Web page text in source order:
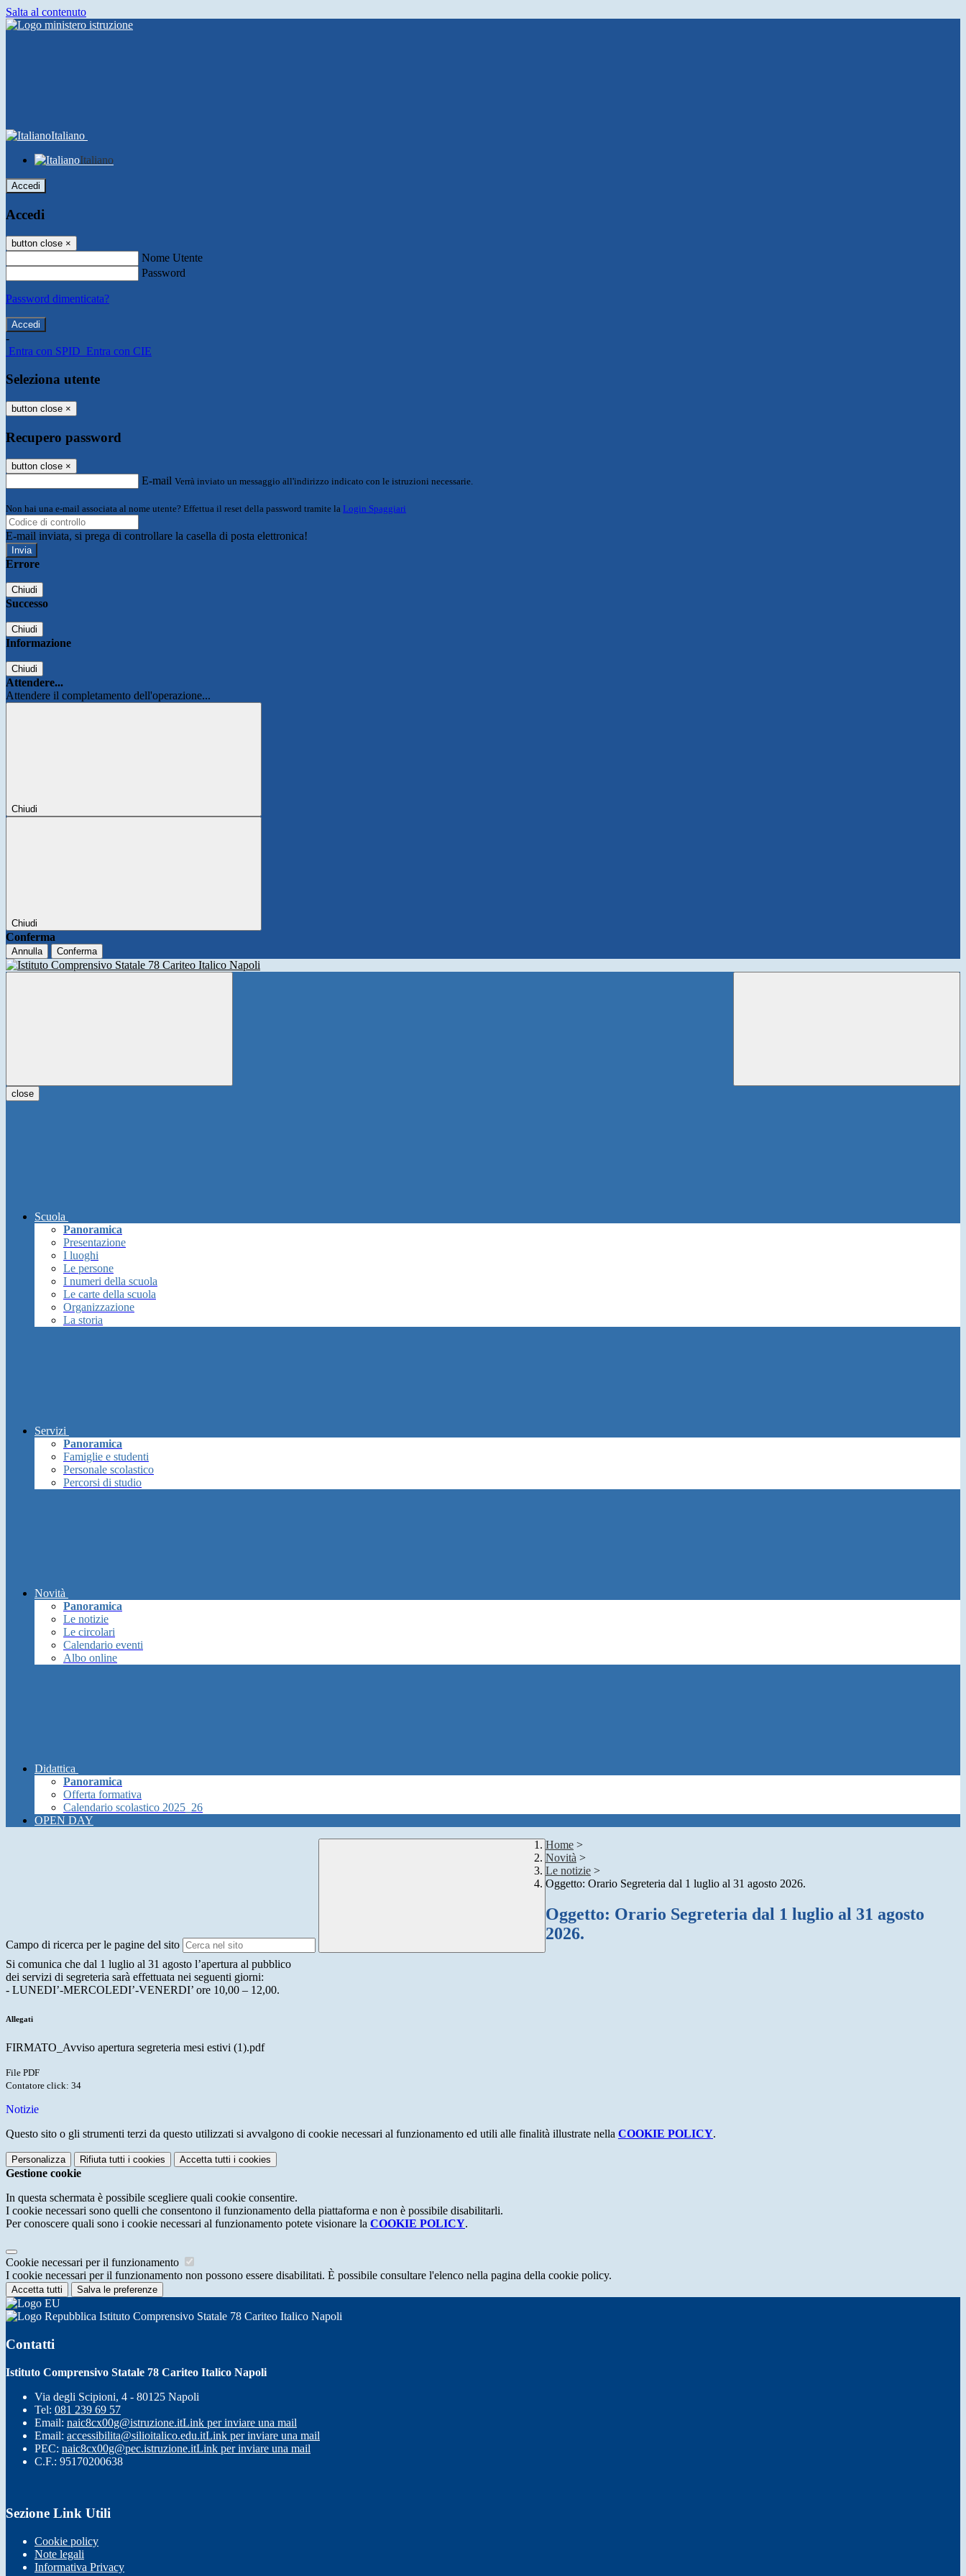
Salta al contenuto
Italiano
Italiano
Accedi
Accedi
button close ×
Nome Utente
Password
Password dimenticata?
-
Entra con SPID Entra con CIE
Seleziona utente
button close ×
Recupero password
button close ×
E-mail Verrà inviato un messaggio all'indirizzo indicato con le istruzioni necessarie.
Non hai una e-mail associata al nome utente? Effettua il reset della password tramite la Login Spaggiari
E-mail inviata, si prega di controllare la casella di posta elettronica!
Errore
Chiudi
Successo
Chiudi
Informazione
Chiudi
Attendere...
Attendere il completamento dell'operazione...
Chiudi
Chiudi
Conferma
Annulla Conferma
close
Scuola
Panoramica
Presentazione
I luoghi
Le persone
I numeri della scuola
Le carte della scuola
Organizzazione
La storia
Servizi
Panoramica
Famiglie e studenti
Personale scolastico
Percorsi di studio
Novità
Panoramica
Le notizie
Le circolari
Calendario eventi
Albo online
Didattica
Panoramica
Offerta formativa
Calendario scolastico 2025_26
OPEN DAY
Campo di ricerca per le pagine del sito
Home >
Novità >
Le notizie >
Oggetto: Orario Segreteria dal 1 luglio al 31 agosto 2026.
Oggetto: Orario Segreteria dal 1 luglio al 31 agosto
2026.
Si comunica che dal 1 luglio al 31 agosto l’apertura al pubblico
dei servizi di segreteria sarà effettuata nei seguenti giorni:
- LUNEDI’-MERCOLEDI’-VENERDI’ ore 10,00 – 12,00.
Allegati
FIRMATO_Avviso apertura segreteria mesi estivi (1).pdf
File PDF
Contatore click: 34
Notizie
Questo sito o gli strumenti terzi da questo utilizzati si avvalgono di cookie necessari al funzionamento ed utili alle finalità illustrate nella COOKIE POLICY.
Personalizza Rifiuta tutti i cookies Accetta tutti i cookies
Gestione cookie
In questa schermata è possibile scegliere quali cookie consentire.
I cookie necessari sono quelli che consentono il funzionamento della piattaforma e non è possibile disabilitarli.
Per conoscere quali sono i cookie necessari al funzionamento potete visionare la COOKIE POLICY.
Cookie necessari per il funzionamento
I cookie necessari per il funzionamento non possono essere disabilitati. È possibile consultare l'elenco nella pagina della cookie policy.
Accetta tutti Salva le preferenze
Istituto Comprensivo Statale 78 Cariteo Italico Napoli
Contatti
Istituto Comprensivo Statale 78 Cariteo Italico Napoli
Via degli Scipioni, 4 - 80125 Napoli
Tel: 081 239 69 57
Email: naic8cx00g@istruzione.itLink per inviare una mail
Email: accessibilita@silioitalico.edu.itLink per inviare una mail
PEC: naic8cx00g@pec.istruzione.itLink per inviare una mail
C.F.: 95170200638
Sezione Link Utili
Cookie policy
Note legali
Informativa Privacy